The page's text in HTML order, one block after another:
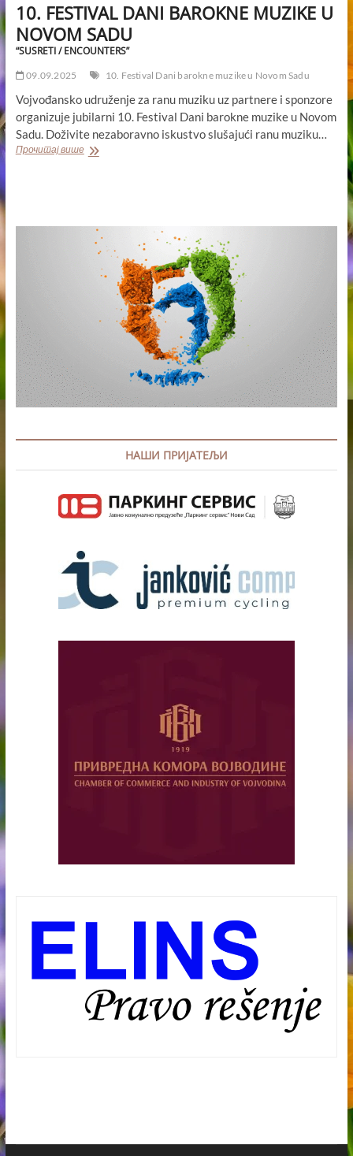
10. FESTIVAL DANI BAROKNE MUZIKE U
NOVOM SADU
“SUSRETI / ENCOUNTERS”
09.09.2025 10. Festival Dani barokne muzike u Novom Sadu
Vojvođansko udruženje za ranu muziku uz partnere i sponzore
organizuje jubilarni 10. Festival Dani barokne muzike u Novom
Sadu. Doživite nezaboravno iskustvo slušajući ranu muziku…
Прочитај више10.
NOVOM
SADU
НАШИ ПРИЈАТЕЉИ